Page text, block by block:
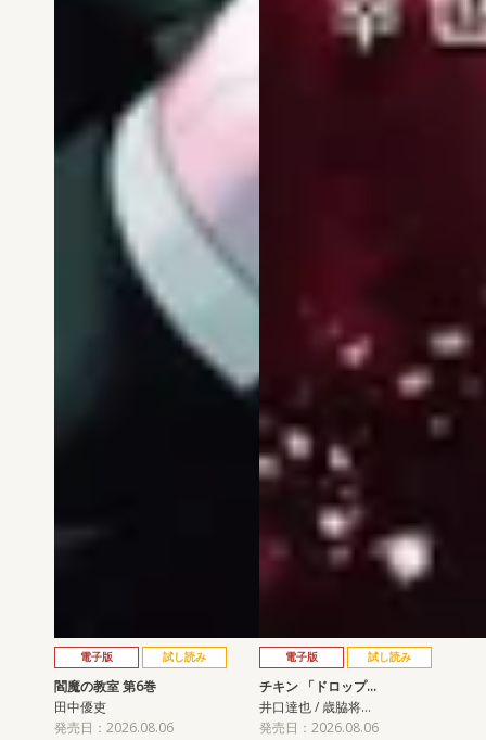
電子版 試し読み
閻魔の教室 第6巻
田中優吏
発売日：2026.08.06
電子版 試し読み
チキン 「ドロップ…
井口達也 / 歳脇将…
発売日：2026.08.06